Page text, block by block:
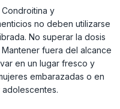
y
no deben utilizarse
No superar la dosis
fuera del alcance
en un lugar fresco y
embarazadas o en